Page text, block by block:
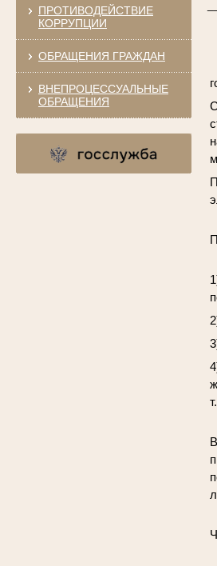
ПРОТИВОДЕЙСТВИЕ
КОРРУПЦИИ
ОБРАЩЕНИЯ ГРАЖДАН
ВНЕПРОЦЕССУАЛЬНЫЕ
ОБРАЩЕНИЯ